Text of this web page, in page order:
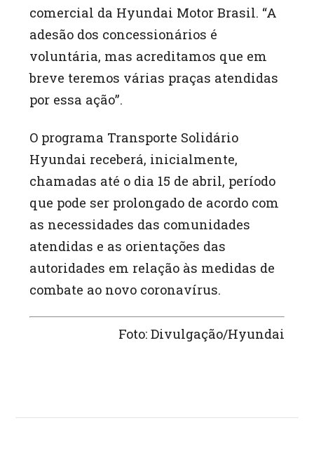
comercial da Hyundai Motor Brasil. “A
adesão dos concessionários é
voluntária, mas acreditamos que em
breve teremos várias praças atendidas
por essa ação”.
O programa Transporte Solidário
Hyundai receberá, inicialmente,
chamadas até o dia 15 de abril, período
que pode ser prolongado de acordo com
as necessidades das comunidades
atendidas e as orientações das
autoridades em relação às medidas de
combate ao novo coronavírus.
Foto: Divulgação/Hyundai